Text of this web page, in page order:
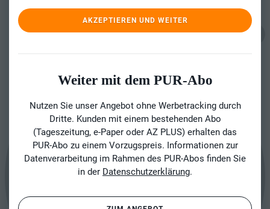
AKZEPTIEREN UND WEITER
Weiter mit dem PUR-Abo
Nutzen Sie unser Angebot ohne Werbetracking durch
Dritte. Kunden mit einem bestehenden Abo
(Tageszeitung, e-Paper oder AZ PLUS) erhalten das
PUR-Abo zu einem Vorzugspreis. Informationen zur
Datenverarbeitung im Rahmen des PUR-Abos finden Sie
in der Datenschutzerklärung.